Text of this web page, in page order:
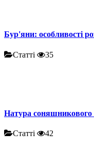
Бур'яни: особливості
Статті 35
Натура соняшникового
Статті 42